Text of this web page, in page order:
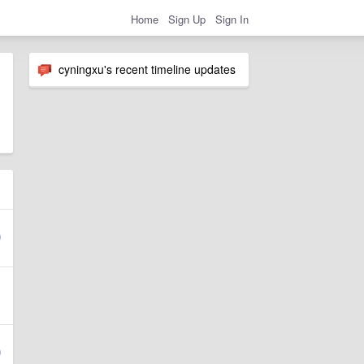
Home Sign Up Sign In
cyningxu's recent timeline updates